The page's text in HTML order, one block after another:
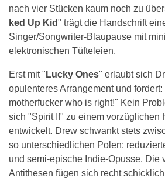
nach vier Stücken kaum noch zu
ked Up Kid" trägt die Handschrift
Singer/Songwriter-Blaupause mit
elektronischen Tüfteleien.
Erst mit " Lucky Ones" erlaubt sich
opulenteres Arrangement und
motherfucker who is right!" Kein
sich "Spirit If" zu einem vorzüglichen
entwickelt. Drew schwankt stets
so unterschiedlichen Polen:
und semi-epische Indie-Opusse. Die
Antithesen fügen sich recht